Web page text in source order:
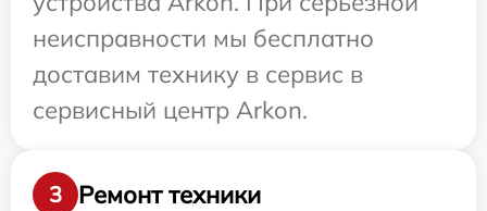
неисправности мы бесплатно
доставим технику в сервис в
сервисный центр Arkon.
3
Ремонт техники